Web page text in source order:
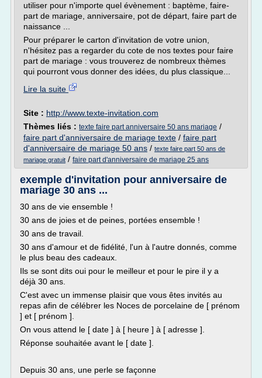
utiliser pour n'importe quel évènement : baptème, faire-
part de mariage, anniversaire, pot de départ, faire part de
naissance ...
Pour préparer le carton d'invitation de votre union,
n'hésitez pas a regarder du cote de nos textes pour faire
part de mariage : vous trouverez de nombreux thèmes
qui pourront vous donner des idées, du plus classique...
Lire la suite
Site : http://www.texte-invitation.com
Thèmes liés : texte faire part anniversaire 50 ans mariage /
faire part d'anniversaire de mariage texte / faire part
d'anniversaire de mariage 50 ans / texte faire part 50 ans de
mariage gratuit / faire part d'anniversaire de mariage 25 ans
exemple d'invitation pour anniversaire de
mariage 30 ans ...
30 ans de vie ensemble !
30 ans de joies et de peines, portées ensemble !
30 ans de travail.
30 ans d'amour et de fidélité, l'un à l'autre donnés, comme
le plus beau des cadeaux.
Ils se sont dits oui pour le meilleur et pour le pire il y a
déjà 30 ans.
C'est avec un immense plaisir que vous êtes invités au
repas afin de célébrer les Noces de porcelaine de [ prénom
] et [ prénom ].
On vous attend le [ date ] à [ heure ] à [ adresse ].
Réponse souhaitée avant le [ date ].
Depuis 30 ans, une perle se façonne